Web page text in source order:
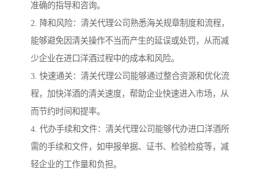
准确的指导和咨询。
2. 降和风险：清关代理公司熟悉海关规章制度和流程，
能够避免因清关操作不当而产生的延误或处罚，从而减
少企业在进口洋酒过程中的成本和风险。
3. 快速通关：清关代理公司能够通过整合资源和优化流
程，加快洋酒的清关速度，帮助企业快速进入市场，从
而节约时间和提率。
4. 代办手续和文件：清关代理公司能够代办进口洋酒所
需的手续和文件，如申报单据、证书、检验检疫等，减
轻企业的工作量和负担。